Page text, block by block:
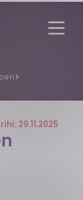
29.11.2025